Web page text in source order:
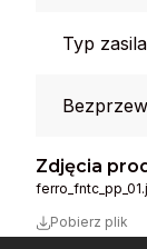
Typ
Zdjęcia
Pobierz plik